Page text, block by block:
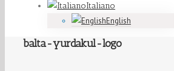
Italiano
English
balta-yurdakul-logo